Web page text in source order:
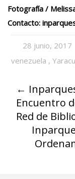
Fotografía /
Contacto:
28 junio, 2017
venezuela ,
←
Encuentro
Red de